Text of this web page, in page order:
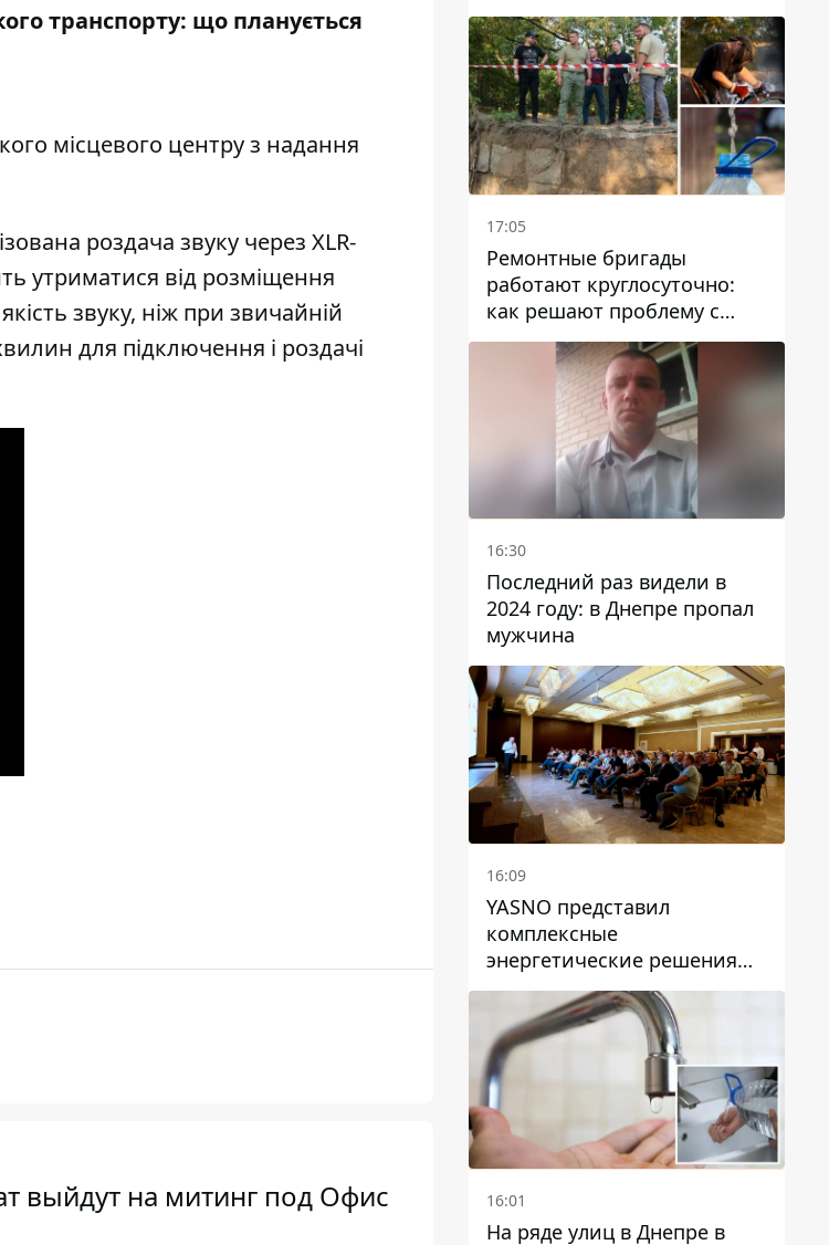
транспорту: що планується
місцевого центру з надання
роздача звуку через XLR-
утриматися від розміщення
звуку, ніж при звичайній
для підключення і роздачі
выйдут на митинг под Офис
17:05
Ремонтные бригады
работают круглосуточно:
как решают проблему с
водой в Марганецкой
громаде
16:30
Последний раз видели в
2024 году: в Днепре пропал
мужчина
16:09
YASNO представил
комплексные
энергетические решения
для бизнеса в Днепре
16:01
На ряде улиц в Днепре в